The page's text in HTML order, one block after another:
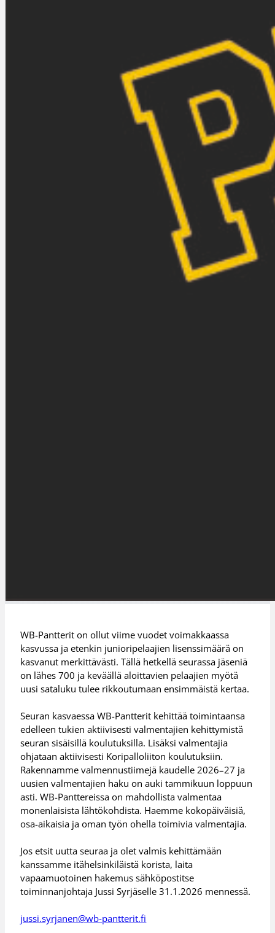
WB-Pantterit on ollut viime vuodet voimakkaassa
kasvussa ja etenkin junioripelaajien lisenssimäärä on
kasvanut merkittävästi. Tällä hetkellä seurassa jäseniä
on lähes 700 ja keväällä aloittavien pelaajien myötä
uusi sataluku tulee rikkoutumaan ensimmäistä kertaa.
Seuran kasvaessa WB-Pantterit kehittää toimintaansa
edelleen tukien aktiivisesti valmentajien kehittymistä
seuran sisäisillä koulutuksilla. Lisäksi valmentajia
ohjataan aktiivisesti Koripalloliiton koulutuksiin.
Rakennamme valmennustiimejä kaudelle 2026–27 ja
uusien valmentajien haku on auki tammikuun loppuun
asti. WB-Panttereissa on mahdollista valmentaa
monenlaisista lähtökohdista. Haemme kokopäiväisiä,
osa-aikaisia ja oman työn ohella toimivia valmentajia.
Jos etsit uutta seuraa ja olet valmis kehittämään
kanssamme itähelsinkiläistä korista, laita
vapaamuotoinen hakemus sähköpostitse
toiminnanjohtaja Jussi Syrjäselle 31.1.2026 mennessä.
jussi.syrjanen@wb-pantterit.fi